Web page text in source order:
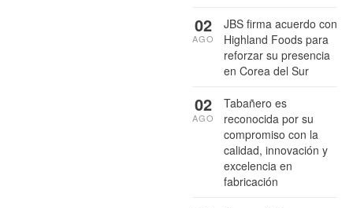
JBS firma acuerdo con
Highland Foods para
reforzar su presencia
en Corea del Sur
02
AGO
Tabañero es
reconocida por su
compromiso con la
calidad, innovación y
excelencia en
fabricación
02
AGO